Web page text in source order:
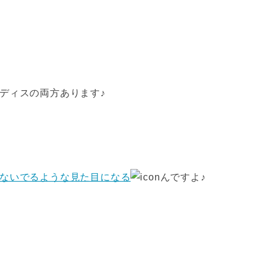
ィスの両方あります♪
いでるような見た目になる んですよ♪